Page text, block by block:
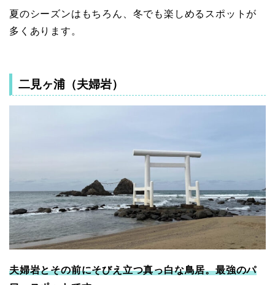
夏のシーズンはもちろん、冬でも楽しめるスポットが
多くあります。
二見ヶ浦（夫婦岩）
夫婦岩とその前にそびえ立つ真っ白な鳥居。最強のパ